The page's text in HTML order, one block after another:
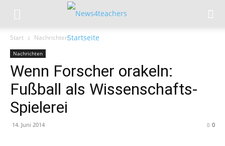
Start Nachrichten
Nachrichten
Wenn Forscher orakeln:
Fußball als Wissenschafts-
Spielerei
14. Juni 2014 0